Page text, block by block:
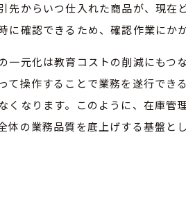
先からいつ仕入れた商品が、現在
に確認できるため、確認作業にか
一元化は教育コストの削減にもつ
て操作することで業務を遂行でき
くなります。このように、在庫管
体の業務品質を底上げする基盤と